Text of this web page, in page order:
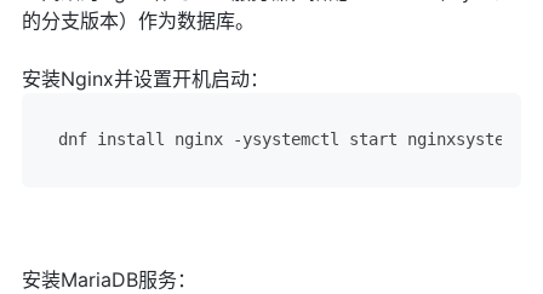
的分支版本）作为数据库。
安装Nginx并设置开机启动：
dnf install nginx -ysystemctl start
安装MariaDB服务：